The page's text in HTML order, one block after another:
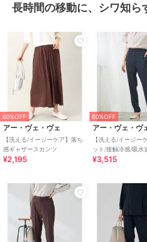
長時間の移動に、シワ知ら
60%OFF
アー・ヴェ・ヴェ
【洗える/イージーケア】落ち
感ギャザースカンツ
¥2,195
60%OFF
アー・ヴェ・ヴ
【洗える/イージー
ット/接触冷感/吸水
ーストレッチテーパ
¥3,515